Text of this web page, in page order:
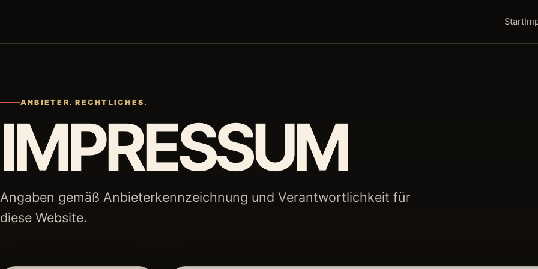
Start
ANBIETER. RECHTLICHES.
IMPRESSUM
Angaben gemäß Anbieterkennzeichnung und Verantwortlichkeit für
diese Website.